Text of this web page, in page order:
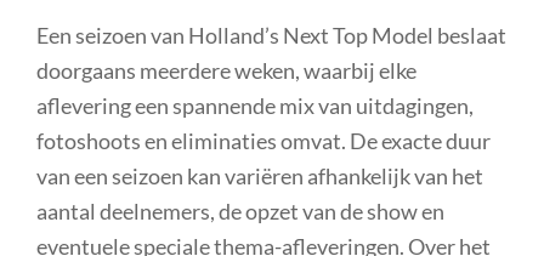
Een seizoen van Holland’s Next Top Model beslaat
doorgaans meerdere weken, waarbij elke
aflevering een spannende mix van uitdagingen,
fotoshoots en eliminaties omvat. De exacte duur
van een seizoen kan variëren afhankelijk van het
aantal deelnemers, de opzet van de show en
eventuele speciale thema-afleveringen. Over het